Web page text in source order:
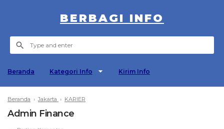
BERBAGI INFO
Beranda Kategori Info Kirim Info
Beranda ›Jakarta › KARIER
Admin Finance